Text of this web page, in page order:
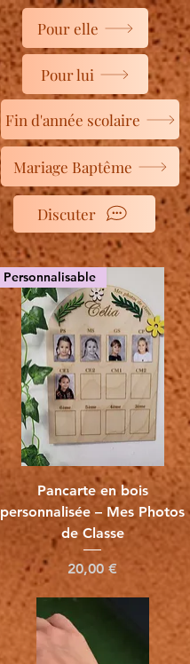
Pour elle
Pour lui
Fin d'année scolaire
Mariage Baptême
Discuter
Vista rápida
Personnalisable
Pancarte en bois
personnalisée – Mes Photos
de Classe
Precio
20,00 €